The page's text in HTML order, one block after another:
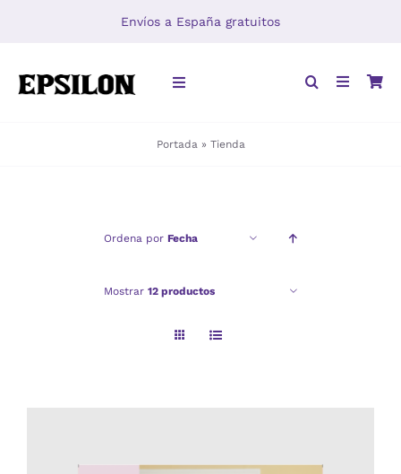
Envíos a España gratuitos
Toggle
Portada » Tienda
Ordena por Fecha
Mostrar 12 productos